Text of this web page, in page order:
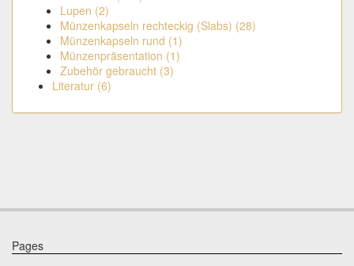
Lupen (2)
Münzenkapseln rechteckig (Slabs) (28)
Münzenkapseln rund (1)
Münzenpräsentation (1)
Zubehör gebraucht (3)
Literatur (6)
Pages